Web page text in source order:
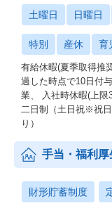
土曜日 日曜日
特別 産休 育
有給休暇(夏季取得推
過した時点で10日付
業、 入社時休暇(上限
二日制（土日祝※祝
り）
手当・福利厚
財形貯蓄制度